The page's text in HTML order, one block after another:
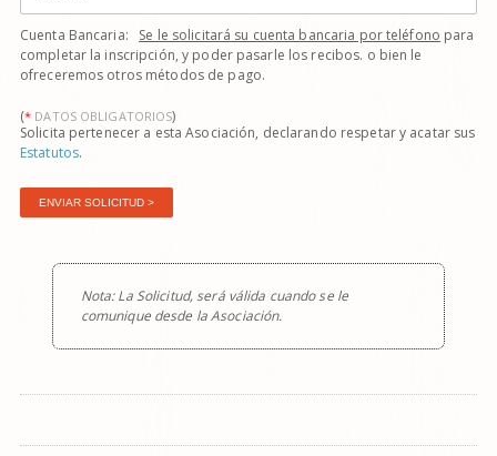
Cuenta Bancaria: Se le solicitará su cuenta bancaria por teléfono para
completar la inscripción, y poder pasarle los recibos. o bien le
ofreceremos otros métodos de pago.
(* DATOS OBLIGATORIOS)
Solicita pertenecer a esta Asociación, declarando respetar y acatar sus
Estatutos.
Nota: La Solicitud, será válida cuando se le
comunique desde la Asociación.